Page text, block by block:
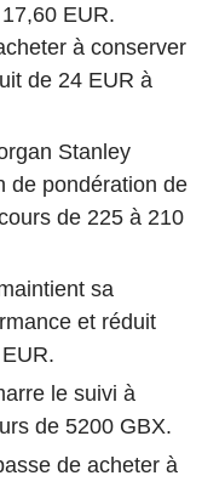
EUR.
à conserver
de 24 EUR à
Stanley
de pondération de
de 225 à 210
sa
et réduit
le suivi à
de 5200 GBX.
de acheter à